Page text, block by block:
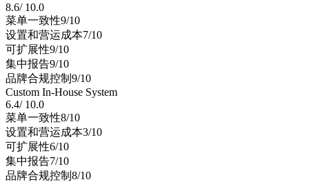
8.6/ 10.0
菜单一致性9/10
设置和营运成本7/10
可扩展性9/10
集中报告9/10
品牌合规控制 9/10
Custom In-House System
6.4/ 10.0
菜单一致性8/10
设置和营运成本3/10
可扩展性6/10
集中报告7/10
品牌合规控制 8/10